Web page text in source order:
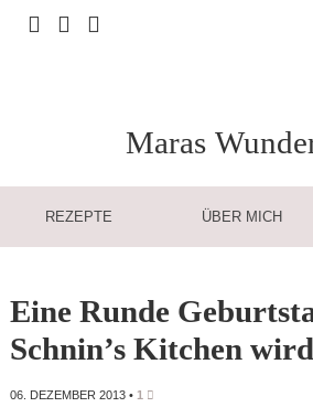
Maras
REZEPTE ÜBER MICH
Eine Runde
Schnin’s Kitchen
06. DEZEMBER 2013• 1